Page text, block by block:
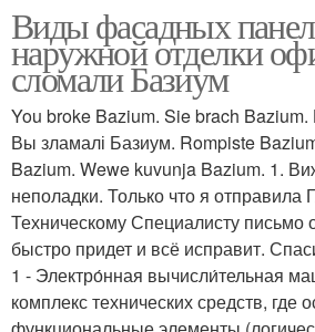
Виды фасадных
наружной отделки
сломали Базиум
You broke Bazium. Sie brach Bazium.
Вы зламалі Базиум. Rompiste
Bazium. Wewe kuvunja Bazium. 1.
неполадки. Только что я отправила
Техническому Специалисту письмо
быстро придет и всё исправит.
1 - Электро́нная вычисли́тельная
комплекс технических средств, где